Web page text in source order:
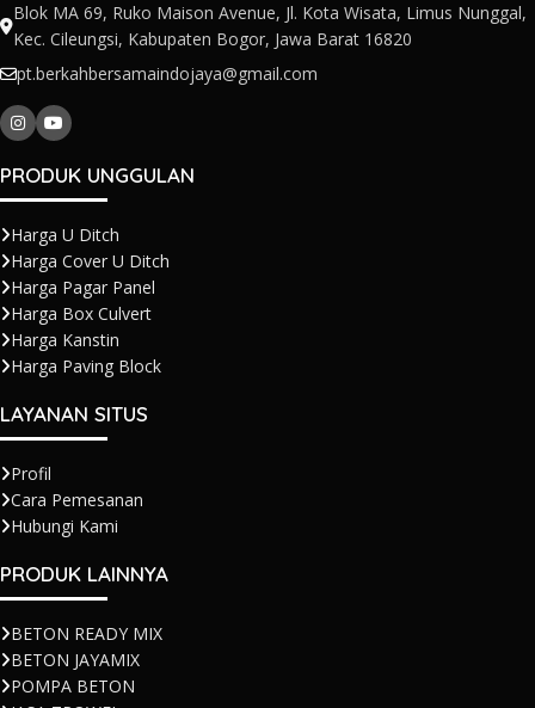
Blok MA 69, Ruko Maison Avenue, Jl. Kota Wisata, Limus Nunggal,
Kec. Cileungsi, Kabupaten Bogor, Jawa Barat 16820
pt.berkahbersamaindojaya@gmail.com
PRODUK UNGGULAN
Harga U Ditch
Harga Cover U Ditch
Harga Pagar Panel
Harga Box Culvert
Harga Kanstin
Harga Paving Block
LAYANAN SITUS
Profil
Cara Pemesanan
Hubungi Kami
PRODUK LAINNYA
BETON READY MIX
BETON JAYAMIX
POMPA BETON